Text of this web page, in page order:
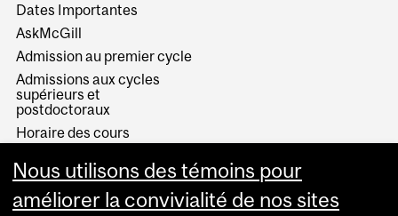
Dates Importantes
AskMcGill
Admission au premier cycle
Admissions aux cycles
supérieurs et
postdoctoraux
Horaire des cours
Services aux étudiants
Nous utilisons des témoins pour
améliorer la convivialité de nos sites